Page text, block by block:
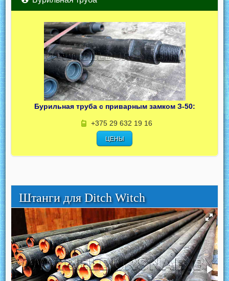
Бурильная труба с приварным замком З-50:
+375 29 632 19 16
ЦЕНЫ
Штанги для Ditch Witch